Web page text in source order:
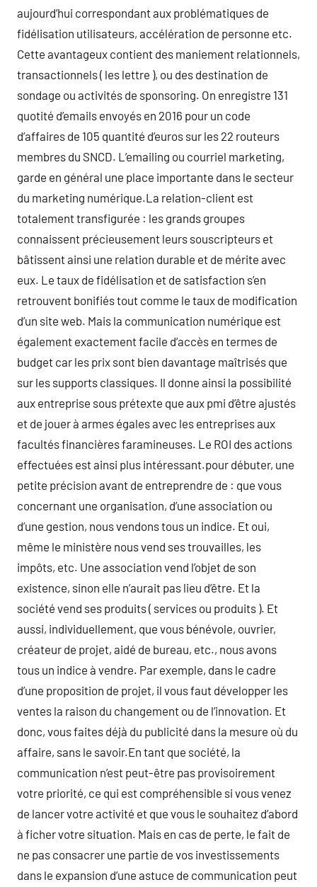
aujourd’hui correspondant aux problématiques de
fidélisation utilisateurs, accélération de personne etc.
Cette avantageux contient des maniement relationnels,
transactionnels ( les lettre ), ou des destination de
sondage ou activités de sponsoring. On enregistre 131
quotité d’emails envoyés en 2016 pour un code
d’affaires de 105 quantité d’euros sur les 22 routeurs
membres du SNCD. L’emailing ou courriel marketing,
garde en général une place importante dans le secteur
du marketing numérique.La relation-client est
totalement transfigurée : les grands groupes
connaissent précieusement leurs souscripteurs et
bâtissent ainsi une relation durable et de mérite avec
eux. Le taux de fidélisation et de satisfaction s’en
retrouvent bonifiés tout comme le taux de modification
d’un site web. Mais la communication numérique est
également exactement facile d’accès en termes de
budget car les prix sont bien davantage maîtrisés que
sur les supports classiques. Il donne ainsi la possibilité
aux entreprise sous prétexte que aux pmi d’être ajustés
et de jouer à armes égales avec les entreprises aux
facultés financières faramineuses. Le ROI des actions
effectuées est ainsi plus intéressant.pour débuter, une
petite précision avant de entreprendre de : que vous
concernant une organisation, d’une association ou
d’une gestion, nous vendons tous un indice. Et oui,
même le ministère nous vend ses trouvailles, les
impôts, etc. Une association vend l’objet de son
existence, sinon elle n’aurait pas lieu d’être. Et la
société vend ses produits ( services ou produits ). Et
aussi, individuellement, que vous bénévole, ouvrier,
créateur de projet, aidé de bureau, etc., nous avons
tous un indice à vendre. Par exemple, dans le cadre
d’une proposition de projet, il vous faut développer les
ventes la raison du changement ou de l’innovation. Et
donc, vous faites déjà du publicité dans la mesure où du
affaire, sans le savoir.En tant que société, la
communication n’est peut-être pas provisoirement
votre priorité, ce qui est compréhensible si vous venez
de lancer votre activité et que vous le souhaitez d’abord
à ficher votre situation. Mais en cas de perte, le fait de
ne pas consacrer une partie de vos investissements
dans le expansion d’une astuce de communication peut